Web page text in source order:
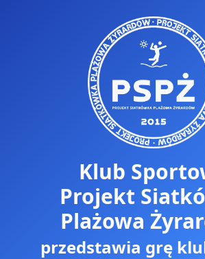
Klub
Projekt
Plażowa
przedstawia grę